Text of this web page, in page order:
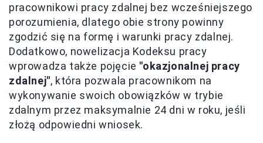
pracownikowi pracy zdalnej bez wcześniejszego
porozumienia, dlatego obie strony powinny
zgodzić się na formę i warunki pracy zdalnej.
Dodatkowo, nowelizacja Kodeksu pracy
wprowadza także pojęcie "okazjonalnej pracy
zdalnej", która pozwala pracownikom na
wykonywanie swoich obowiązków w trybie
zdalnym przez maksymalnie 24 dni w roku, jeśli
złożą odpowiedni wniosek.